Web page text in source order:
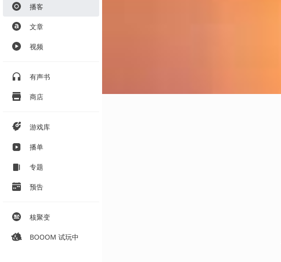
播客
文章
视频
有声书
商店
游戏库
播单
专题
预告
核聚变
BOOOM 试玩中